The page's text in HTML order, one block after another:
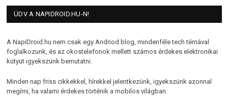
ÜDV A NAPIDROID.HU-N!
A NapiDroid.hu nem csak egy Andriod blog, mindenféle tech témával
foglalkozunk, és az okostelefonok mellett számos érdekes elektronikai
kütyüt igyekszünk bemutatni.
Minden nap friss cikkekkel, hírekkel jelentkezünk, igyekszünk azonnal
megírni, ha valami érdekes történik a mobilos világban.